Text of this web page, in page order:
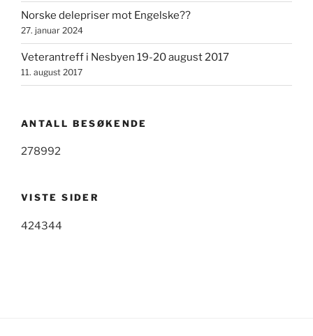
Norske delepriser mot Engelske??
27. januar 2024
Veterantreff i Nesbyen 19-20 august 2017
11. august 2017
ANTALL BESØKENDE
278992
VISTE SIDER
424344